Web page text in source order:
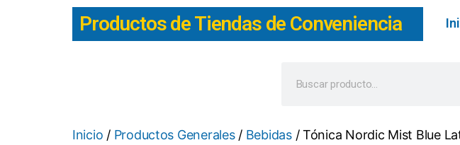
Productos de Tiendas de Conveniencia
Inicio / Productos Generales/ Bebidas/ Tónica Nordic Mist Blue